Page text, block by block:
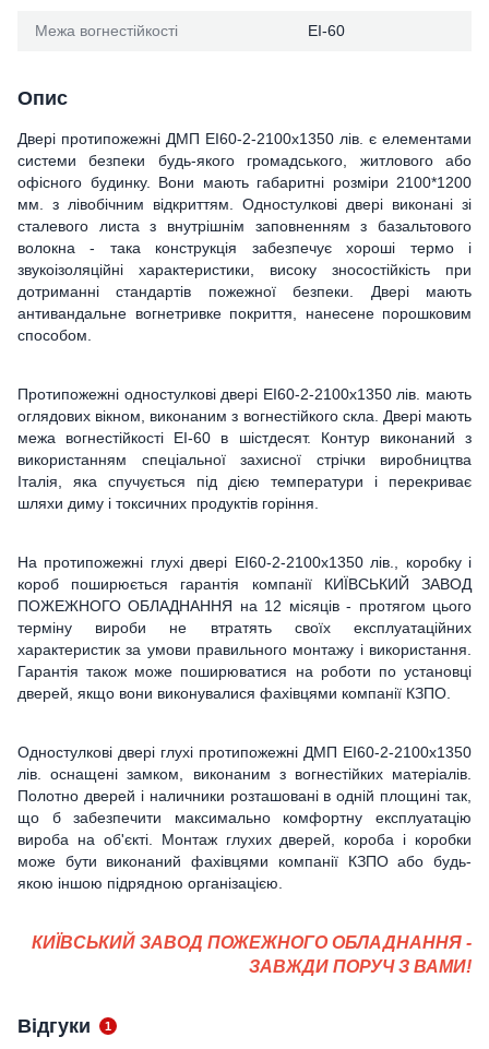
Межа вогнестійкості ЕІ-60
Опис
Двері протипожежні ДМП ЕІ60-2-2100x1350 лів. є елементами
системи безпеки будь-якого громадського, житлового або
офісного будинку. Вони мають габаритні розміри 2100*1200
мм. з лівобічним відкриттям. Одностулкові двері виконані зі
сталевого листа з внутрішнім заповненням з базальтового
волокна - така конструкція забезпечує хороші термо і
звукоізоляційні характеристики, високу зносостійкість при
дотриманні стандартів пожежної безпеки. Двері мають
антивандальне вогнетривке покриття, нанесене порошковим
способом.
Протипожежні одностулкові двері ЕІ60-2-2100x1350 лів. мають
оглядових вікном, виконаним з вогнестійкого скла. Двері мають
межа вогнестійкості ЕІ-60 в шістдесят. Контур виконаний з
використанням спеціальної захисної стрічки виробництва
Італія, яка спучується під дією температури і перекриває
шляхи диму і токсичних продуктів горіння.
На протипожежні глухі двері ЕІ60-2-2100x1350 лів., коробку і
короб поширюється гарантія компанії КИЇВСЬКИЙ ЗАВОД
ПОЖЕЖНОГО ОБЛАДНАННЯ на 12 місяців - протягом цього
терміну вироби не втратять своїх експлуатаційних
характеристик за умови правильного монтажу і використання.
Гарантія також може поширюватися на роботи по установці
дверей, якщо вони виконувалися фахівцями компанії КЗПО.
Одностулкові двері глухі протипожежні ДМП ЕІ60-2-2100x1350
лів. оснащені замком, виконаним з вогнестійких матеріалів.
Полотно дверей і наличники розташовані в одній площині так,
що б забезпечити максимально комфортну експлуатацію
вироба на об'єкті. Монтаж глухих дверей, короба і коробки
може бути виконаний фахівцями компанії КЗПО або будь-
якою іншою підрядною організацією.
КИЇВСЬКИЙ ЗАВОД ПОЖЕЖНОГО ОБЛАДНАННЯ -
ЗАВЖДИ ПОРУЧ З ВАМИ!
Відгуки 1